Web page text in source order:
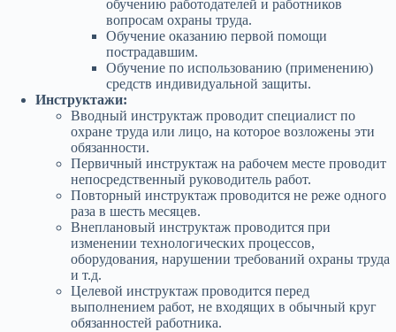
обучению работодателей и работников
вопросам охраны труда.
Обучение оказанию первой помощи
пострадавшим.
Обучение по использованию (применению)
средств индивидуальной защиты.
Инструктажи:
Вводный инструктаж проводит специалист по
охране труда или лицо, на которое возложены эти
обязанности.
Первичный инструктаж на рабочем месте проводит
непосредственный руководитель работ.
Повторный инструктаж проводится не реже одного
раза в шесть месяцев.
Внеплановый инструктаж проводится при
изменении технологических процессов,
оборудования, нарушении требований охраны труда
и т.д.
Целевой инструктаж проводится перед
выполнением работ, не входящих в обычный круг
обязанностей работника.